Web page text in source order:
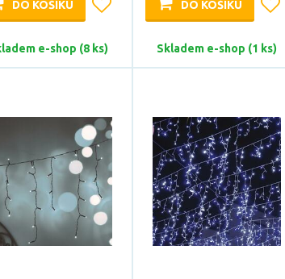
DO KOŠÍKU
e-shop (8 ks)
DO KOŠÍKU
Skladem e-shop (1 ks)